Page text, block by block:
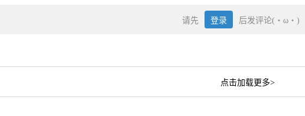
请先 登录 后发评论(・ω・)
点击加载更多>